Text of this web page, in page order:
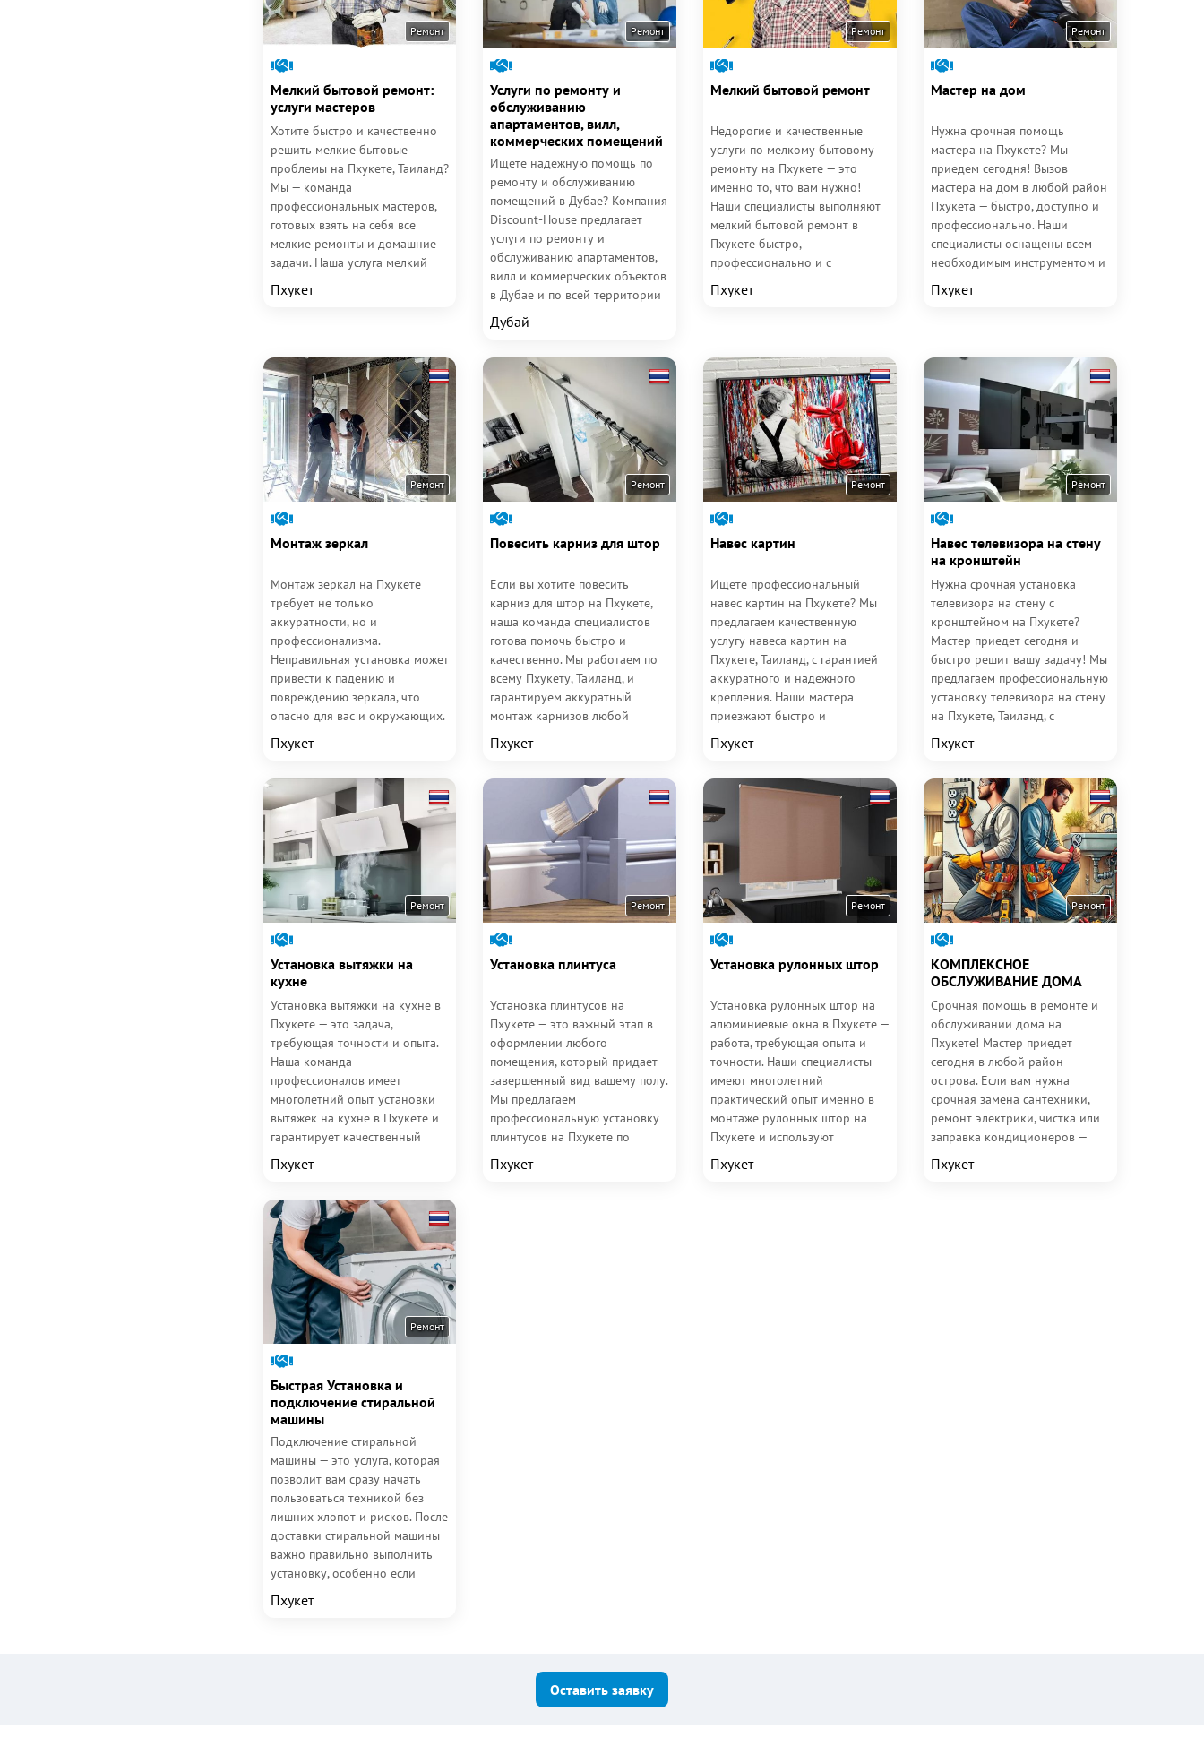
Ремонт
Мелкий бытовой ремонт:
услуги мастеров
Хотите быстро и качественно
решить мелкие бытовые
проблемы на Пхукете, Таиланд?
Мы — команда
профессиональных мастеров,
готовых взять на себя все
мелкие ремонты и домашние
задачи. Наша услуга мелкий
бытовой ремонт на Пхукете —
это...
Пхукет
Ремонт
Услуги по ремонту и
обслуживанию
апартаментов, вилл,
коммерческих помещений
Ищете надежную помощь по
ремонту и обслуживанию
помещений в Дубае? Компания
Discount-House предлагает
услуги по ремонту и
обслуживанию апартаментов,
вилл и коммерческих объектов
в Дубае и по всей территории
ОАЭ. Мы выполняем всё — от...
Дубай
Ремонт
Мелкий бытовой ремонт
Недорогие и качественные
услуги по мелкому бытовому
ремонту на Пхукете — это
именно то, что вам нужно!
Наши специалисты выполняют
мелкий бытовой ремонт в
Пхукете быстро,
профессионально и с
гарантией. Если у вас дома
появились мелкие...
Пхукет
Ремонт
Мастер на дом
Нужна срочная помощь
мастера на Пхукете? Мы
приедем сегодня! Вызов
мастера на дом в любой район
Пхукета — быстро, доступно и
профессионально. Наши
специалисты оснащены всем
необходимым инструментом и
знаниями, чтобы решить вашу
проблему...
Пхукет
Ремонт
Монтаж зеркал
Монтаж зеркал на Пхукете
требует не только
аккуратности, но и
профессионализма.
Неправильная установка может
привести к падению и
повреждению зеркала, что
опасно для вас и окружающих.
Компания «DH» имеет
многолетний опыт монтажа...
Пхукет
Ремонт
Повесить карниз для штор
Если вы хотите повесить
карниз для штор на Пхукете,
наша команда специалистов
готова помочь быстро и
качественно. Мы работаем по
всему Пхукету, Таиланд, и
гарантируем аккуратный
монтаж карнизов любой
сложности. Наши мастера
имеют опыт и...
Пхукет
Ремонт
Навес картин
Ищете профессиональный
навес картин на Пхукете? Мы
предлагаем качественную
услугу навеса картин на
Пхукете, Таиланд, с гарантией
аккуратного и надежного
крепления. Наши мастера
приезжают быстро и
выполняют работу с
использованием...
Пхукет
Ремонт
Навес телевизора на стену
на кронштейн
Нужна срочная установка
телевизора на стену с
кронштейном на Пхукете?
Мастер приедет сегодня и
быстро решит вашу задачу! Мы
предлагаем профессиональную
установку телевизора на стену
на Пхукете, Таиланд, с
гарантией качества и точным
соблюдением...
Пхукет
Ремонт
Установка вытяжки на
кухне
Установка вытяжки на кухне в
Пхукете — это задача,
требующая точности и опыта.
Наша команда
профессионалов имеет
многолетний опыт установки
вытяжек на кухне в Пхукете и
гарантирует качественный
монтаж с соблюдением всех
технических норм. Мы...
Пхукет
Ремонт
Установка плинтуса
Установка плинтусов на
Пхукете — это важный этап в
оформлении любого
помещения, который придает
завершенный вид вашему полу.
Мы предлагаем
профессиональную установку
плинтусов на Пхукете по
выгодной цене и с высоким
качеством выполнения....
Пхукет
Ремонт
Установка рулонных штор
Установка рулонных штор на
алюминиевые окна в Пхукете —
работа, требующая опыта и
точности. Наши специалисты
имеют многолетний
практический опыт именно в
монтаже рулонных штор на
Пхукете и используют
профессиональные
инструменты для...
Пхукет
Ремонт
КОМПЛЕКСНОЕ
ОБСЛУЖИВАНИЕ ДОМА
Срочная помощь в ремонте и
обслуживании дома на
Пхукете! Мастер приедет
сегодня в любой район
острова. Если вам нужна
срочная замена сантехники,
ремонт электрики, чистка или
заправка кондиционеров —
наши специалисты быстро и
профессионально...
Пхукет
Ремонт
Быстрая Установка и
подключение стиральной
машины
Подключение стиральной
машины — это услуга, которая
позволит вам сразу начать
пользоваться техникой без
лишних хлопот и рисков. После
доставки стиральной машины
важно правильно выполнить
установку, особенно если
требуется подключение к...
Пхукет
Оставить заявку